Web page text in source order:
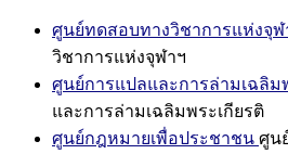
ศูนย์ทดสอบทางวิชาการแห่งจุฬ
วิชาการแห่งจุฬาฯ
ศูนย์การแปลและการล่ามเฉลิม
และการล่ามเฉลิมพระเกียรติ
ศูนย์กฎหมายเพื่อประชาชน ศูน